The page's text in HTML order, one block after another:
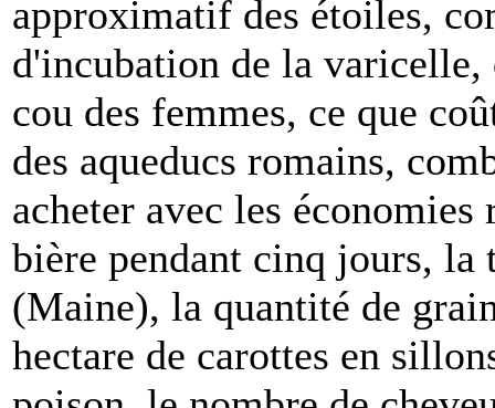
approximatif des étoiles,
d'incubation de la
cou des femmes, ce que
des aqueducs romains,
acheter avec les économies
bière pendant cinq jours, la
(Maine), la quantité de
hectare de carottes en